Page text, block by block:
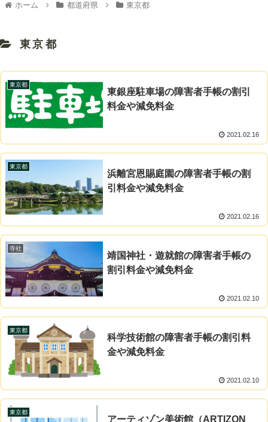
ホーム 都道府県 東京都
東京都
東京都
東銀座駐車場の障害者手帳の割引
料金や減免料金
2021.02.16
東京都
浜離宮恩賜庭園の障害者手帳の割
引料金や減免料金
2021.02.16
寺社
靖国神社・遊就館の障害者手帳の
割引料金や減免料金
2021.02.10
東京都
科学技術館の障害者手帳の割引料
金や減免料金
2021.02.10
東京都
アーティゾン美術館（ARTIZON